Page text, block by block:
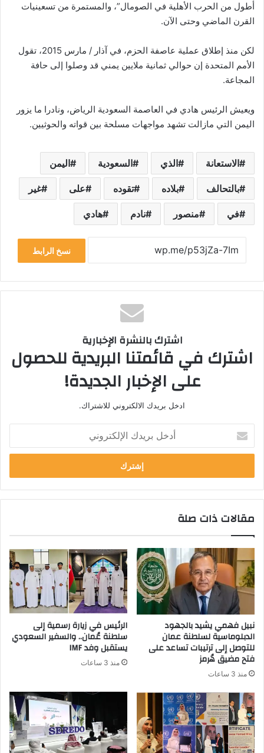
أطول من الحرب الأهلية في الصومال”، والمستمرة من تسعينيات
القرن الماضي وحتى الآن.
لكن منذ إطلاق عملية عاصفة الحزم، في آذار / مارس 2015، تقول
الأمم المتحدة إن حوالي ثمانية ملايين يمني قد وصلوا إلى حافة
المجاعة.
ويعيش الرئيس هادي في العاصمة السعودية الرياض، ونادرا ما يزور
اليمن التي مازالت تشهد مواجهات مسلحة بين قواته والحوثيين.
الاستعانة الذي السعودية اليمن
بالتحالف بلاده تقوده على غير
في منصور نادم هادي
نسخ الرابط
اشترك بالنشرة الإخبارية
اشترك في قائمتنا البريدية للحصول
على الإخبار الجديدة!
ادخل بريدك الالكتروني للاشتراك.
خ
ب
ر
د
ا
إ
ل
ك
ر
و
ن
ي
مقالات ذات صلة
نبيل فهمي يشيد بالجهود
الدبلوماسية لسلطنة عمان
للتوصل إلى ترتيبات تساعد على
فتح مضيق هُرمز
منذ 3 ساعات
الرئيس في زيارة رسمية إلى
سلطنة عُمان.. والسفير السعودي
يستقبل وفد IMF
منذ 3 ساعات